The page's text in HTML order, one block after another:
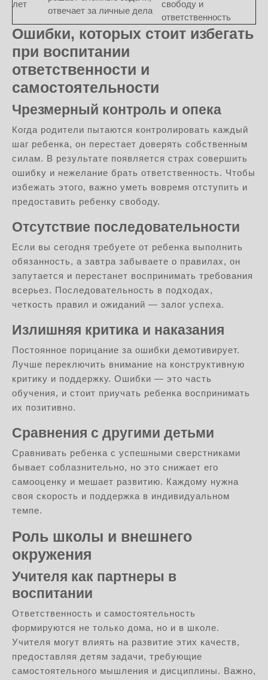
лет
отвечает за личные дела
свободу и
ответственность
Ошибки, которых стоит избегать
при воспитании
ответственности и
самостоятельности
Чрезмерный контроль и опека
Когда родители пытаются контролировать каждый
шаг ребенка, он перестает доверять собственным
силам. В результате появляется страх совершить
ошибку и нежелание брать ответственность. Чтобы
избежать этого, важно уметь вовремя отступить и
предоставить ребенку свободу.
Отсутствие последовательности
Если вы сегодня требуете от ребенка выполнить
обязанность, а завтра забываете о правилах, он
запутается и перестанет воспринимать требования
всерьез. Последовательность в подходах,
четкость правил и ожиданий — залог успеха.
Излишняя критика и наказания
Постоянное порицание за ошибки демотивирует.
Лучше переключить внимание на конструктивную
критику и поддержку. Ошибки — это часть
обучения, и стоит приучать ребенка воспринимать
их позитивно.
Сравнения с другими детьми
Сравнивать ребенка с успешными сверстниками
бывает соблазнительно, но это снижает его
самооценку и мешает развитию. Каждому нужна
своя скорость и поддержка в индивидуальном
темпе.
Роль школы и внешнего
окружения
Учителя как партнеры в
воспитании
Ответственность и самостоятельность
формируются не только дома, но и в школе.
Учителя могут влиять на развитие этих качеств,
предоставляя детям задачи, требующие
самостоятельного мышления и дисциплины. Важно,